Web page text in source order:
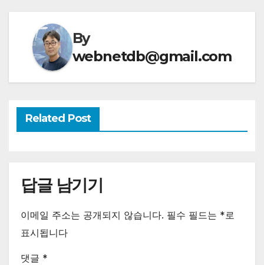
By
webnetdb@gmail.com
Related Post
답글 남기기
이메일 주소는 공개되지 않습니다. 필수 필드는 *로
표시됩니다
댓글 *